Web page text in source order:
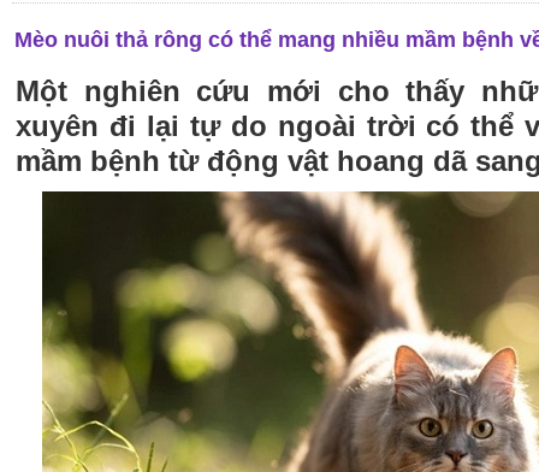
Mèo nuôi thả rông có thể mang nhiều mầm bệnh
Một nghiên cứu mới cho thấy
xuyên đi lại tự do ngoài trời có thể
mầm bệnh từ động vật hoang dã